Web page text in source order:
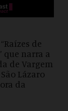
de
que narra a
de Vargem
Lázaro
da